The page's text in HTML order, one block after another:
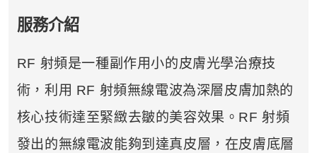
服務介紹
RF 射頻是一種副作用小的皮膚光學治療技
術，利用 RF 射頻無線電波為深層皮膚加熱的
核心技術達至緊緻去皺的美容效果。RF 射頻
發出的無線電波能夠到達真皮層，在皮膚底層